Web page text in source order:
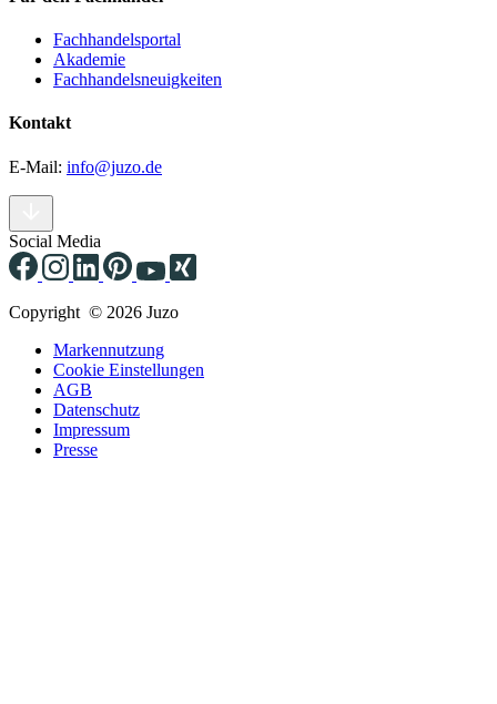
Fachhandelsportal
Akademie
Fachhandelsneuigkeiten
Kontakt
E-Mail: info@juzo.de
Social Media
Copyright © 2026 Juzo
Markennutzung
Cookie Einstellungen
AGB
Datenschutz
Impressum
Presse